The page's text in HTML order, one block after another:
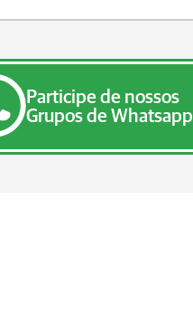
Participe de nossos
Grupos de Whatsapp